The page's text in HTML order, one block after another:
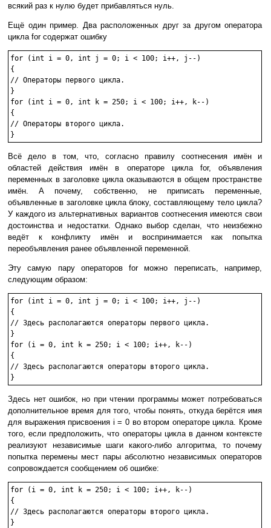
всякий раз к нулю будет прибавляться нуль.
Ещё один пример. Два расположенных друг за другом оператора
цикла for содержат ошибку
for (int i = 0, int j = 0; i < 100; i++, j--)
{
// Операторы первого цикла.
}
for (int i = 0, int k = 250; i < 100; i++, k--)
{
// Операторы второго цикла.
Всё дело в том, что, согласно правилу соотнесения имён и
областей действия имён в операторе цикла for, объявления
переменных в заголовке цикла оказываются в общем пространстве
имён. А почему, собственно, не приписать переменные,
объявленные в заголовке цикла блоку, составляющему тело цикла?
У каждого из альтернативных вариантов соотнесения имеются свои
достоинства и недостатки. Однако выбор сделан, что неизбежно
ведёт к конфликту имён и воспринимается как попытка
переобъявления ранее объявленной переменной.
Эту самую пару операторов for можно переписать, например,
следующим образом:
for (int i = 0, int j = 0; i < 100; i++, j--)
{
// Здесь располагаются операторы первого цикла.
}
for (i = 0, int k = 250; i < 100; i++, k--)
{
// Здесь располагаются операторы второго цикла.
Здесь нет ошибок, но при чтении программы может потребоваться
дополнительное время для того, чтобы понять, откуда берётся имя
для выражения присвоения i = 0 во втором операторе цикла. Кроме
того, если предположить, что операторы цикла в данном контексте
реализуют независимые шаги какого-либо алгоритма, то почему
попытка перемены мест пары абсолютно независимых операторов
сопровождается сообщением об ошибке:
for (i = 0, int k = 250; i < 100; i++, k--)
{
// Здесь располагаются операторы второго цикла.
}